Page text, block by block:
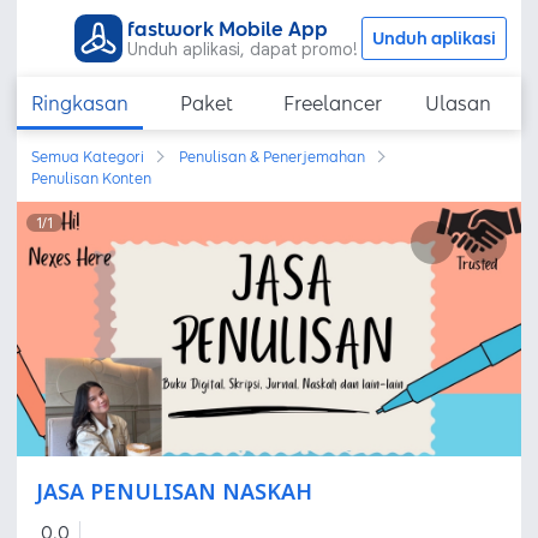
fastwork Mobile App
Unduh aplikasi, dapat promo! Unduh aplikasi
Ringkasan Paket Freelancer Ulasan
Semua Kategori
Penulisan & Penerjemahan
Penulisan Konten
1/1
JASA PENULISAN NASKAH
0,0